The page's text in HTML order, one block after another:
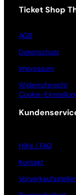
Ticket Shop
AGB
Datenschutz
Impressum
Widerrufsrecht
Cookie-
Hilfe / FAQ
Kontakt